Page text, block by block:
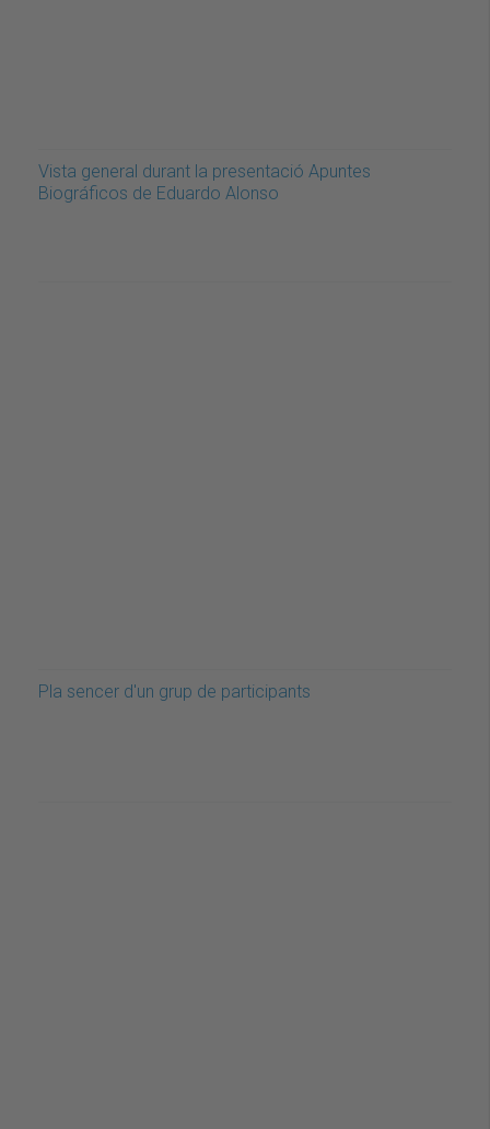
Vista general durant la presentació Apuntes
Biográficos de Eduardo Alonso
Pla sencer d'un grup de participants